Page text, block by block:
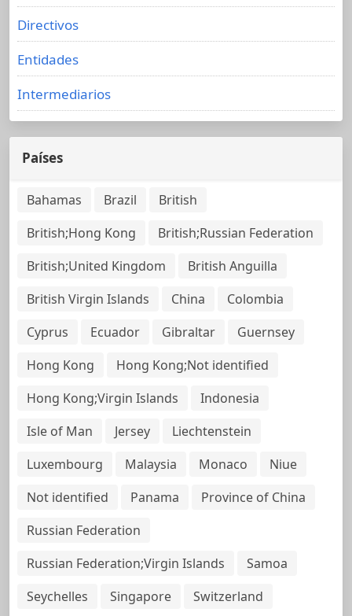
Directivos
Entidades
Intermediarios
Países
Bahamas Brazil
British
British;Hong Kong
British;Russian Federation
British;United Kingdom
British Anguilla
British Virgin Islands
China
Colombia
Cyprus
Ecuador Gibraltar
Guernsey
Hong Kong
Hong Kong;Not identified
Hong Kong;Virgin Islands
Indonesia
Isle of Man
Jersey
Liechtenstein
Luxembourg
Malaysia Monaco
Niue
Not identified
Panama
Province of China
Russian Federation
Russian Federation;Virgin Islands
Samoa
Seychelles
Singapore Switzerland